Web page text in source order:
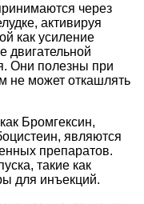
через
активируя
как усиление
двигательной
Они полезны при
не может откашлять
Бромгексин,
являются
препаратов.
такие как
для инъекций.